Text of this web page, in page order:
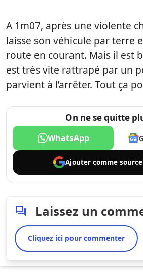
A 1m07, après une violente
laisse son véhicule par terre
route en courant. Mais il est
est très vite rattrapé par un
parvient à l’arrêter. Tout ça
On ne se quitte
WhatsApp
Ajouter comme
Laissez un
Cliquez ici pour commenter